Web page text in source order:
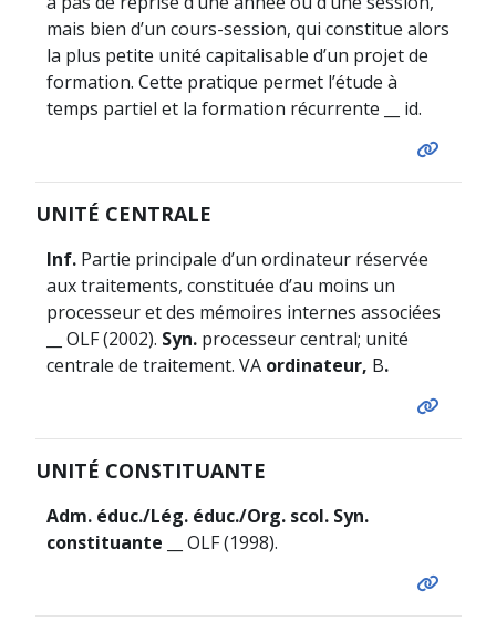
mais bien d’un cours-session, qui constitue alors
la plus petite unité capitalisable d’un projet de
formation. Cette pratique permet l’étude à
temps partiel et la formation récurrente __ id.
UNITÉ CENTRALE
Inf.Partie principale d’un ordinateur réservée
aux traitements, constituée d’au moins un
processeur et des mémoires internes associées
__ OLF (2002). Syn.processeur central; unité
centrale de traitement. VA ordinateur, B.
UNITÉ CONSTITUANTE
Adm. éduc./Lég. éduc./Org. scol. Syn.
constituante __ OLF (1998).